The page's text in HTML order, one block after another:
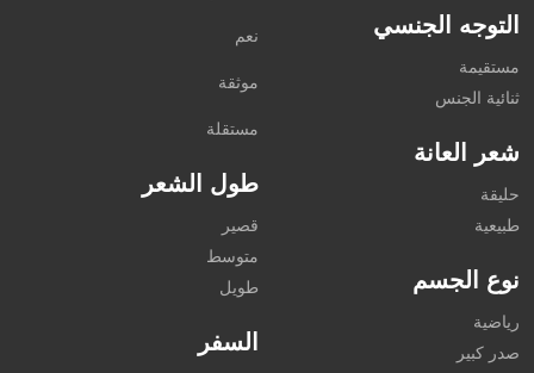
التوجه الجنسي
مستقيمة
ثنائية الجنس
شعر العانة
حليقة
طبيعية
نوع الجسم
رياضية
صدر كبير
نعم
موثقة
مستقلة
طول الشعر
قصير
متوسط
طويل
السفر